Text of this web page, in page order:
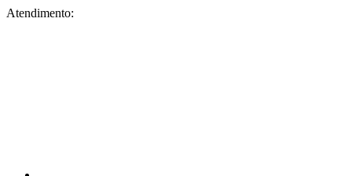
Atendimento: